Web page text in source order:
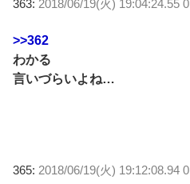
363: 2018/06/19(火) 19:04:24.55 0
>>362
わかる
言いづらいよね…
365: 2018/06/19(火) 19:12:08.94 0